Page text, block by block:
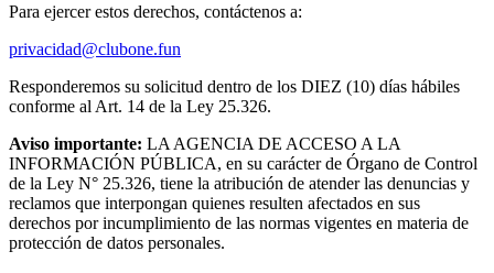
Para ejercer estos derechos, contáctenos a:
privacidad@clubone.fun
Responderemos su solicitud dentro de los DIEZ (10) días hábiles
conforme al Art. 14 de la Ley 25.326.
Aviso importante: LA AGENCIA DE ACCESO A LA
INFORMACIÓN PÚBLICA, en su carácter de Órgano de Control
de la Ley N° 25.326, tiene la atribución de atender las denuncias y
reclamos que interpongan quienes resulten afectados en sus
derechos por incumplimiento de las normas vigentes en materia de
protección de datos personales.